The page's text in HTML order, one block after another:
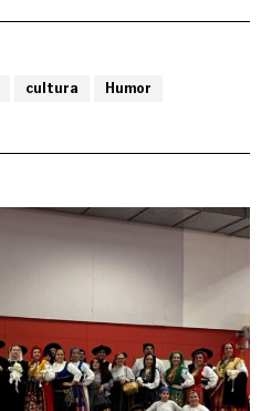
cultura
Humor